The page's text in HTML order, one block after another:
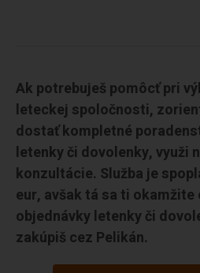
Ak potrebuješ pomôcť pri
leteckej spoločnosti,
dostať kompletné
letenky či dovolenky, využi
konzultácie. Služba je
eur, avšak tá sa ti
objednávky letenky či
zakúpiš cez Pelikán.